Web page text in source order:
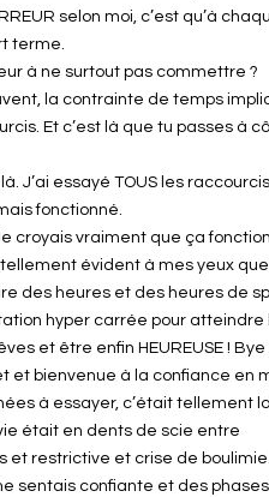
selon moi, c’est qu’à
terme.
à ne surtout pas commettre ?
la contrainte de temps
Et c’est là que tu passes à
J’ai essayé TOUS les
fonctionné.
croyais vraiment que ça
tellement évident à mes yeux
des heures et des heures de
hyper carrée pour atteindre
et être enfin HEUREUSE ! Bye
et bienvenue à la confiance en
à essayer, c’était tellement
était en dents de scie entre
et restrictive et crise de
sentais confiante et des phases